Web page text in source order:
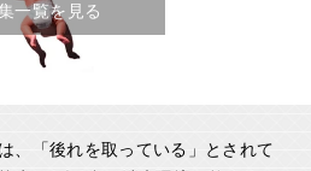
一覧を見る
、「後れを取っている」とされて